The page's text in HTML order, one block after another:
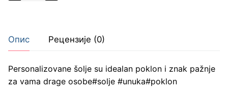
Опис Рецензије (0)
Personalizovane šolje su idealan poklon i znak pažnje
za vama drage osobe#solje #unuka#poklon